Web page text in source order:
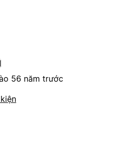
56 năm trước